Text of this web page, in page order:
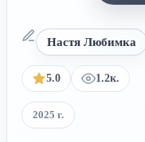
Настя Любимка
5.0 1.2к.
2025 г.